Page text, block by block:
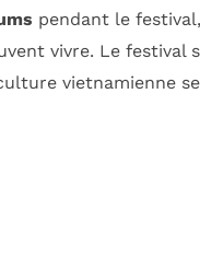
pendant le
vivre. Le
vietnamienne